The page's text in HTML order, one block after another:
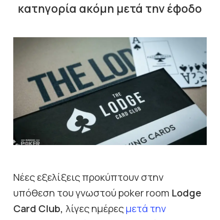
κατηγορία ακόμη μετά την έφοδο
Νέες εξελίξεις προκύπτουν στην
υπόθεση του γνωστού poker room Lodge
Card Club, λίγες ημέρεςμετά την